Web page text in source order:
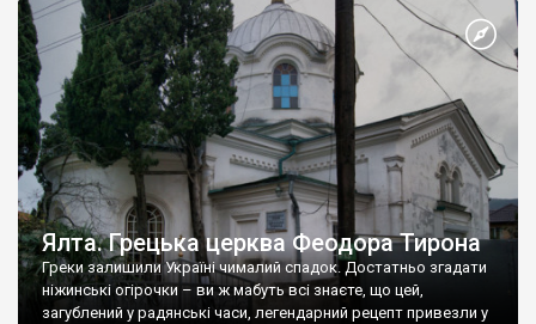
Ялта. Грецька церква Феодора Тирона
Греки залишили Україні чималий спадок. Достатньо згадати
ніжинські огірочки – ви ж мабуть всі знаєте, що цей,
загублений у радянські часи, легендарний рецепт привезли у